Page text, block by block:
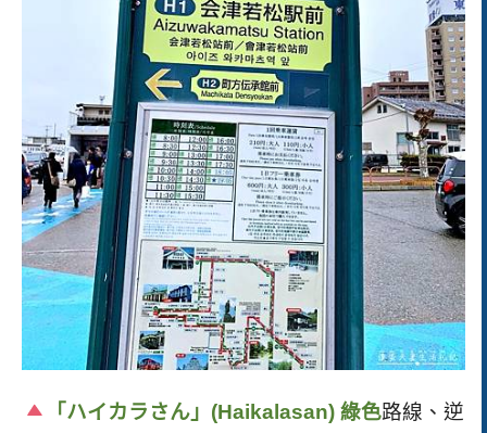
「ハイカラさん」(Haikalasan) 綠色路線、逆